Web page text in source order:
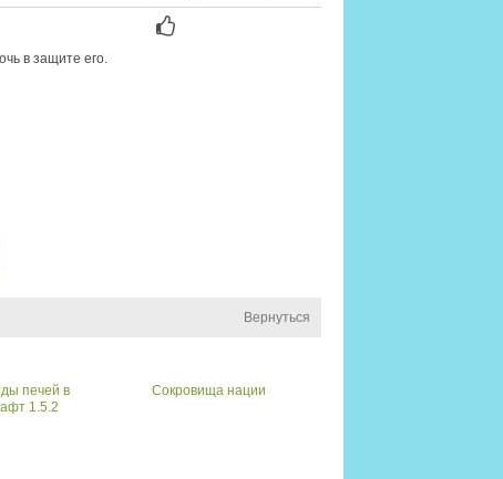
в защите его.
Вернуться
печей в
1.5.2
Сокровища нации